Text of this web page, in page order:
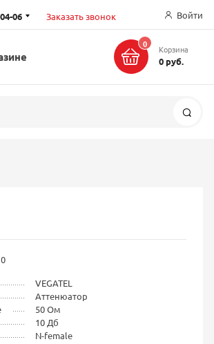
06 Заказать звонок Войти
0 Корзина
0 руб.
VEGATEL
Аттенюатор
50 Ом
10 Дб
N-female